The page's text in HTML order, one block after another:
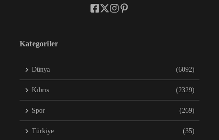
Kategoriler
Dünya (6092)
Kıbrıs (2329)
Spor (269)
Türkiye (35)